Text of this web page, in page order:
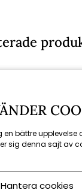
en bättre upplevelse
sig denna sajt av
Hantera cookies